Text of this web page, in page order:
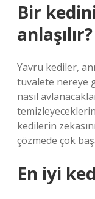
Bir
anlaşılır?
Yavru kediler,
tuvalete nereye
nasıl
kedilerin
çözmede çok
En iyi